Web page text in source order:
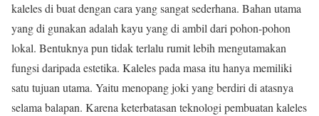
kaleles di buat dengan cara yang sangat sederhana. Bahan utama
yang di gunakan adalah kayu yang di ambil dari pohon-pohon
lokal. Bentuknya pun tidak terlalu rumit lebih mengutamakan
fungsi daripada estetika. Kaleles pada masa itu hanya memiliki
satu tujuan utama. Yaitu menopang joki yang berdiri di atasnya
selama balapan. Karena keterbatasan teknologi pembuatan kaleles